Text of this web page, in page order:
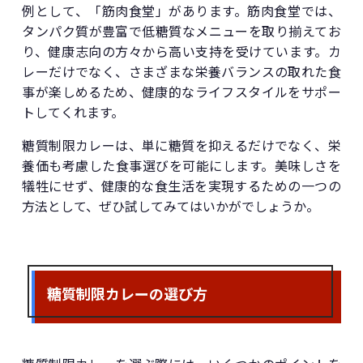
例として、「筋肉食堂」があります。筋肉食堂では、
タンパク質が豊富で低糖質なメニューを取り揃えてお
り、健康志向の方々から高い支持を受けています。カ
レーだけでなく、さまざまな栄養バランスの取れた食
事が楽しめるため、健康的なライフスタイルをサポー
トしてくれます。
糖質制限カレーは、単に糖質を抑えるだけでなく、栄
養価も考慮した食事選びを可能にします。美味しさを
犠牲にせず、健康的な食生活を実現するための一つの
方法として、ぜひ試してみてはいかがでしょうか。
糖質制限カレーの選び方